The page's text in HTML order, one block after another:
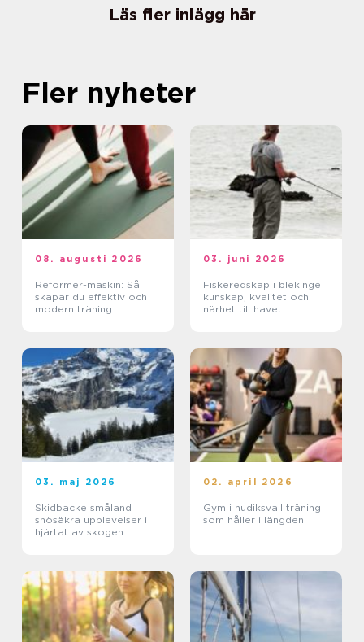
Läs fler inlägg här
Fler nyheter
08. augusti 2026
Reformer-maskin: Så
skapar du effektiv och
modern träning
03. juni 2026
Fiskeredskap i blekinge
kunskap, kvalitet och
närhet till havet
03. maj 2026
Skidbacke småland
snösäkra upplevelser i
hjärtat av skogen
02. april 2026
Gym i hudiksvall träning
som håller i längden